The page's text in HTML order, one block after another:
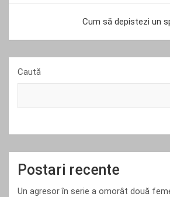
Cum să depistezi un
Caută
Postari recente
Un agresor în serie a omorât două